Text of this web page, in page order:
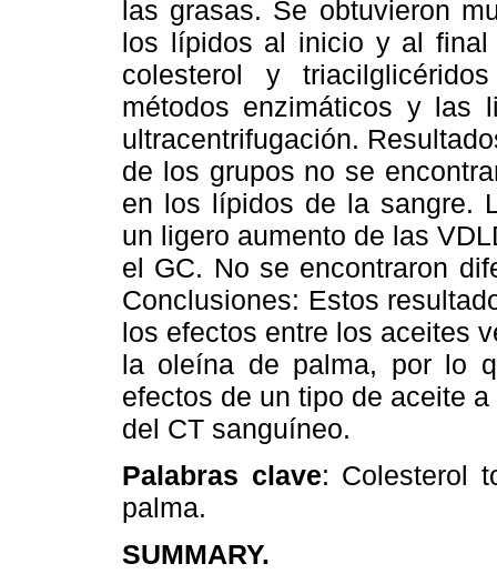
las grasas. Se obtuvieron
los lípidos al inicio y al final
colesterol y
métodos enzimáticos y las
ultracentrifugación.
de los grupos no se
en los lípidos de la sangre.
un ligero aumento de las
el GC. No se encontraron
Conclusiones: Estos
los efectos entre los aceites
la oleína de palma, por lo
efectos de un tipo de aceite
del CT sanguíneo.
Palabras clave: Colesterol
palma.
SUMMARY.